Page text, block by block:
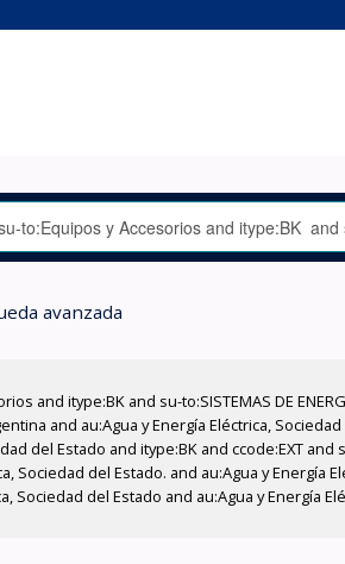
avanzada
and itype:BK and su-to:SISTEMAS DE
and au:Agua y Energía Eléctrica,
del Estado and itype:BK and ccode:EXT
del Estado. and au:Agua y Energía
del Estado and au:Agua y Energía